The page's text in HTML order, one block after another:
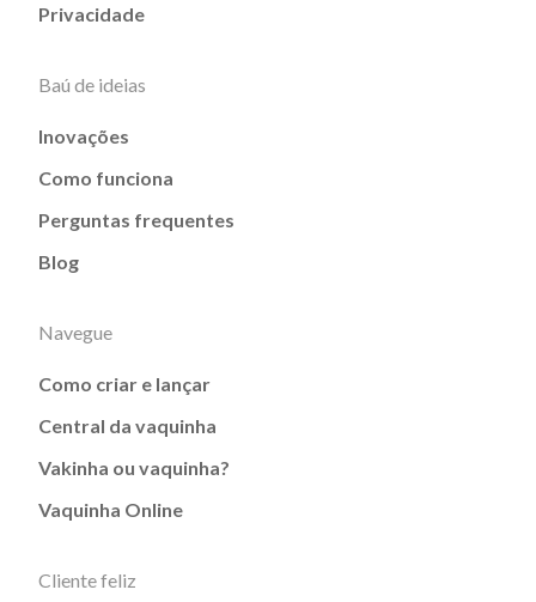
Privacidade
Baú de ideias
Inovações
Como funciona
Perguntas frequentes
Blog
Navegue
Como criar e lançar
Central da vaquinha
Vakinha ou vaquinha?
Vaquinha Online
Cliente feliz